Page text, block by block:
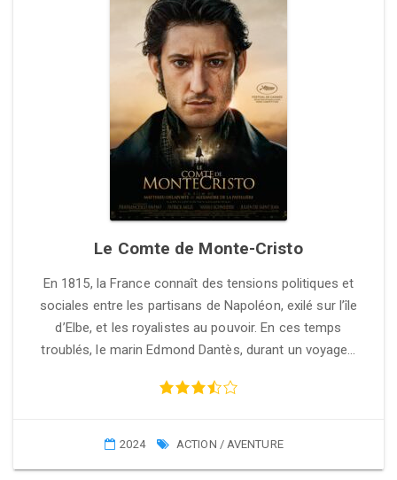
Le Comte de Monte-Cristo
En 1815, la France connaît des tensions politiques et
sociales entre les partisans de Napoléon, exilé sur l’île
d’Elbe, et les royalistes au pouvoir. En ces temps
troublés, le marin Edmond Dantès, durant un voyage…
2024 ACTION / AVENTURE